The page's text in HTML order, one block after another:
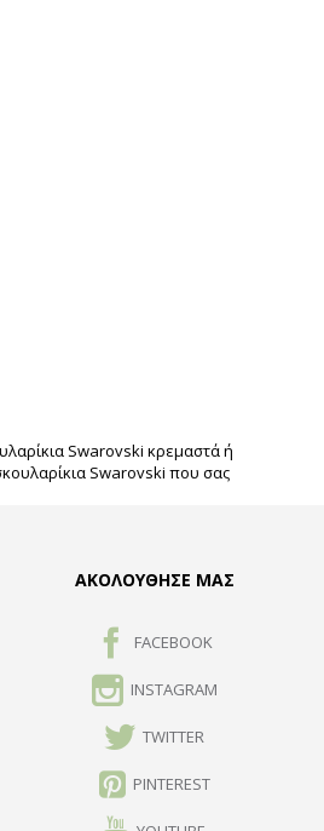
Swarovski κρεμαστά ή
Swarovski που σας
ΑΚΟΛΟΥΘΗΣΕ ΜΑΣ
FACEBOOK
INSTAGRAM
TWITTER
PINTEREST